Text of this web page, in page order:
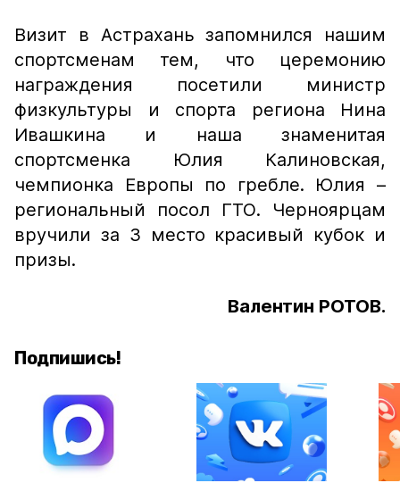
Визит в Астрахань запомнился нашим
спортсменам тем, что церемонию
награждения посетили министр
физкультуры и спорта региона Нина
Ивашкина и наша знаменитая
спортсменка Юлия Калиновская,
чемпионка Европы по гребле. Юлия –
региональный посол ГТО. Черноярцам
вручили за 3 место красивый кубок и
призы.
Валентин РОТОВ.
Подпишись!